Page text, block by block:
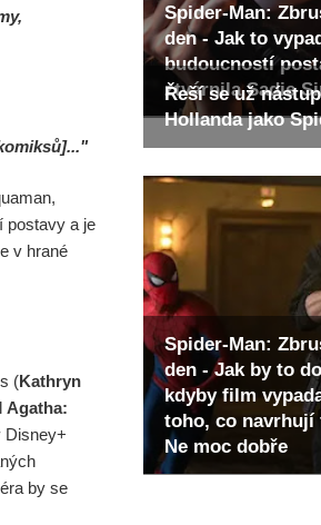
Spider-Man:
den - Jak to
budoucností
ztvárnila Sadie
Řeší se už
Hollanda jako
Spider-Man:
den - Jak by to
kdyby film
toho, co navrhují
Ne moc dobře
postavy a je
v hrané
(Kathryn
Agatha:
Disney+
by se